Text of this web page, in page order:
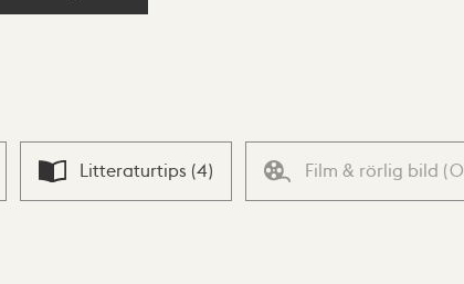
Litteraturtips (4) Film & rörlig bild (0